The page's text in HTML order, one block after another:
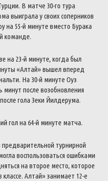
В матче 30-го тура
выиграла у своих соперников
на 55-й минуте вместо Бурака
команде.
на 23-й минуте, когда был
«Алтай» вышел вперед
На 30-й минуте Оуз
минут после возобновления
гола Зеки Йилдерума.
гол на 64-й минуте матча.
предварительной турнирной
воспользоваться ошибками
на второе место, которое
Алтай» занимает 12-е